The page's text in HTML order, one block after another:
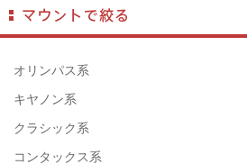
Mamiya（マミヤ）
TAMRON（タムロン）
SIGMA（シグマ）
HASSELBLAD（ハッセルブラッド）
EPSON（エプソン）
ENNA München（エナ）
オリンパス系
キヤノン系
クラシック系
コンタックス系